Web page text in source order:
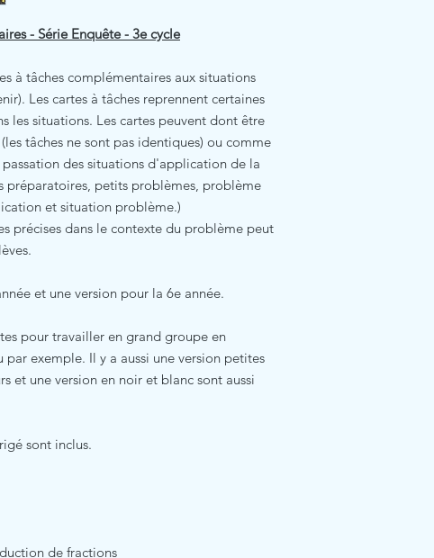
- Série Enquête - 3e cycle
à tâches complémentaires aux situations
Les cartes à tâches reprennent certaines
les situations. Les cartes peuvent dont être
tâches ne sont pas identiques) ou comme
des situations d'application de la
préparatoires, petits problèmes, problème
et situation problème.)
précises dans le contexte du problème peut
et une version pour la 6e année.
pour travailler en grand groupe en
par exemple. Il y a aussi une version petites
et une version en noir et blanc sont aussi
sont inclus.
de fractions